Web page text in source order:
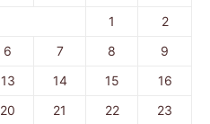
1
2
6 7 8
9
13 14 15
16
20 21 22
23